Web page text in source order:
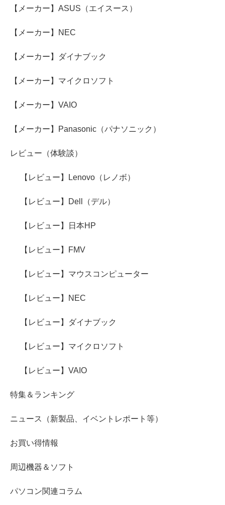
【メーカー】ASUS（エイスース）
【メーカー】NEC
【メーカー】ダイナブック
【メーカー】マイクロソフト
【メーカー】VAIO
【メーカー】Panasonic（パナソニック）
レビュー（体験談）
【レビュー】Lenovo（レノボ）
【レビュー】Dell（デル）
【レビュー】日本HP
【レビュー】FMV
【レビュー】マウスコンピューター
【レビュー】NEC
【レビュー】ダイナブック
【レビュー】マイクロソフト
【レビュー】VAIO
特集＆ランキング
ニュース（新製品、イベントレポート等）
お買い得情報
周辺機器＆ソフト
パソコン関連コラム